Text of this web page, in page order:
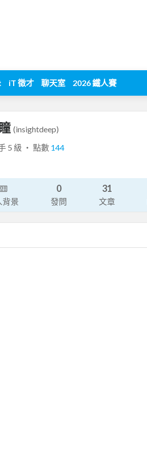
iT 徵才 聊天室 2026 鐵人賽
(insightdeep)
5 級 ‧ 點數 144
背景
0
發問
31
文章